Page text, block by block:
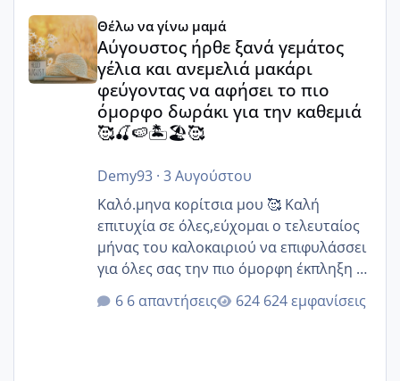
Αύγουστος ήρθε ξανά γεμάτος γέλια και ανεμελιά
Θέλω να γίνω μαμά
Αύγουστος ήρθε ξανά γεμάτος
γέλια και ανεμελιά μακάρι
φεύγοντας να αφήσει το πιο
όμορφο δωράκι για την καθεμιά
🥰🍒🍉🏝️🏖️🥰
Demy93· 3 Αυγούστου
Καλό.μηνα κορίτσια μου 🥰 Καλή
επιτυχία σε όλες,εύχομαι ο τελευταίος
μήνας του καλοκαιριού να επιφυλάσσει
για όλες σας την πιο όμορφη έκπληξη 🧿
@Elk @Melikara86 @Παρασκευαιδου
@Zenia z @melitiniღ @Christi.D.
6 απαντήσεις 624 εμφανίσεις